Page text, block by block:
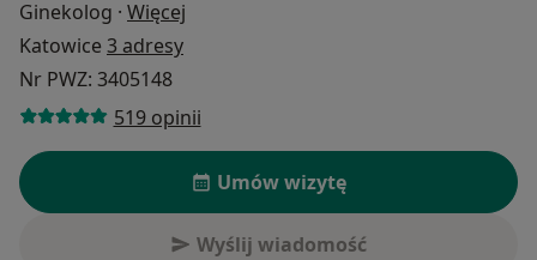
Ginekolog · Więcej
Katowice 3 adresy
Nr PWZ: 3405148
519 opinii
Umów wizytę
Wyślij wiadomość